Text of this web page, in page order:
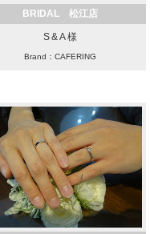
BRIDAL 松江店
S & A 様
Brand：CAFERING